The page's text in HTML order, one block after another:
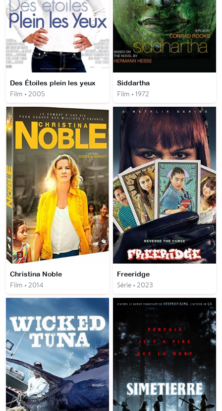
Des Étoiles plein les yeux
Film • 2005
Siddartha
Film • 1972
Christina Noble
Film • 2014
Freeridge
Série • 2023